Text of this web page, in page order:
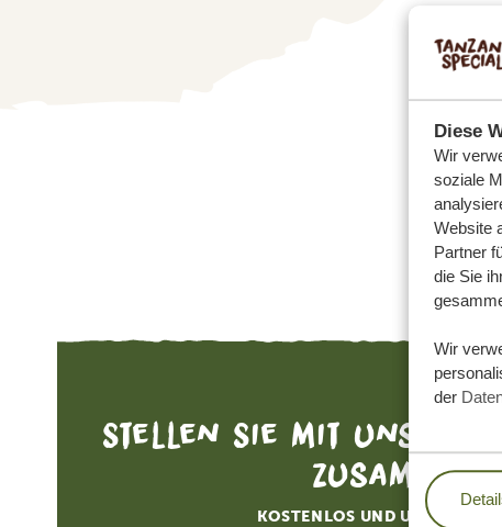
Diese
Wir
soziale
Website
Partner
die Sie
Wir
der
Stellen Sie mit uns Ihre
zusammen
KOSTENLOS UND